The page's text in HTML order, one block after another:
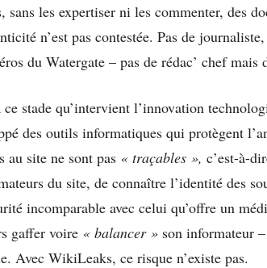
sans les expertiser ni les commenter, des
n’est pas contestée. Pas de
du Watergate – pas de rédac’ chef
ce stade qu’intervient l’innovation
des outils informatiques qui protègent
au site ne sont pas « traçables », c’est-à-
du site, de connaître l’identité des
incomparable avec celui qu’offre un
gaffer voire « balancer » son informateur
Avec WikiLeaks, ce risque n’existe pas.